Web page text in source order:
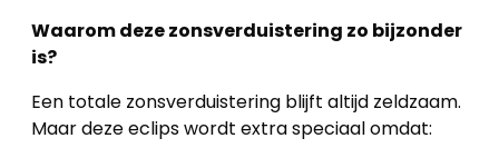
Waarom deze zonsverduistering zo bijzonder
is?
Een totale zonsverduistering blijft altijd zeldzaam.
Maar deze eclips wordt extra speciaal omdat: